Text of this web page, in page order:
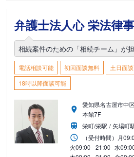
弁護士法人心 栄法律
相続案件のための「相続チーム」が
電話相談可能 初回面談無料
土日面
18時以降面談可能
愛知県名古屋市中
本館7F
栄町/栄駅
矢場町
（受付時間） 月
火09:00 - 21:00 水